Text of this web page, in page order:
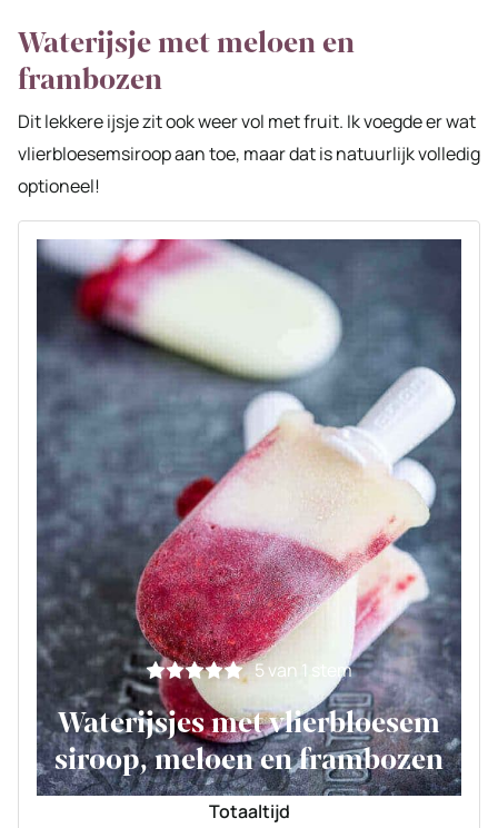
Waterijsje met meloen en
frambozen
Dit lekkere ijsje zit ook weer vol met fruit. Ik voegde er wat
vlierbloesemsiroop aan toe, maar dat is natuurlijk volledig
optioneel!
5van 1 stem
Waterijsjes met vlierbloesem
siroop, meloen en frambozen
Totaaltijd